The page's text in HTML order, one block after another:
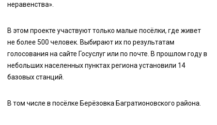
неравенства».
В этом проекте участвуют только малые посёлки, где живет
не более 500 человек. Выбирают их по результатам
голосования на сайте Госуслуг или по почте. В прошлом году в
небольших населенных пунктах региона установили 14
базовых станций.
В том числе в посёлке Берёзовка Багратионовского района.